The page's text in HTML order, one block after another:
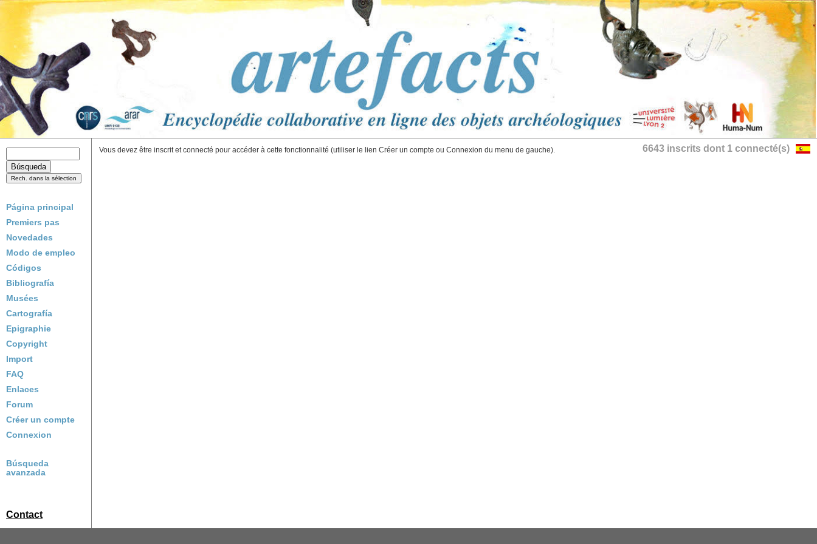
Página principal
Premiers pas
Novedades
Modo de empleo
Códigos
Bibliografía
Musées
Cartografía
Epigraphie
Copyright
Import
FAQ
Enlaces
Forum
Créer un compte
Connexion
Búsqueda
avanzada
Contact
6643 inscrits dont 1 connecté(s)
Vous devez être inscrit et connecté pour accéder à cette fonctionnalité (utiliser le lien Créer un compte ou Connexion du menu de gauche).